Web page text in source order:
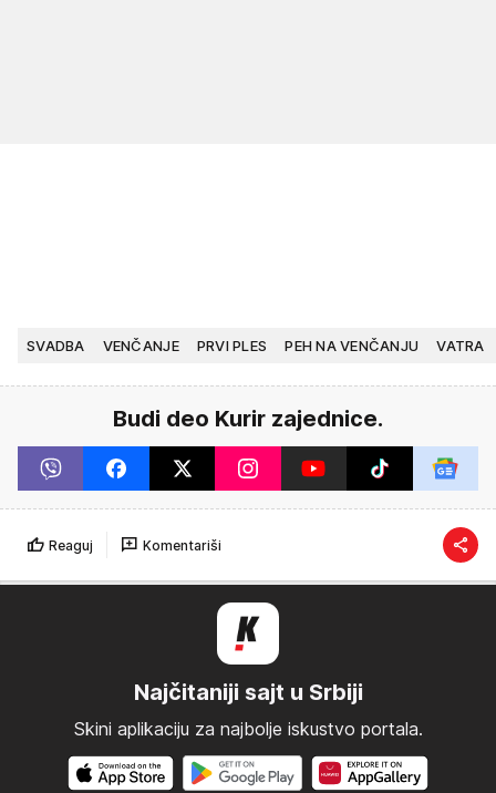
SVADBA VENČANJE PRVI PLES PEH NA VENČANJU VATRA
Budi deo Kurir zajednice.
Reaguj Komentariši
Najčitaniji sajt u Srbiji
Skini aplikaciju za najbolje iskustvo portala.